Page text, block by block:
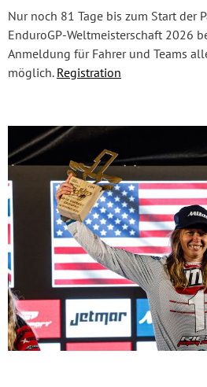
Nur noch 81 Tage bis zum Start der
EnduroGP-Weltmeisterschaft 2026
Anmeldung für Fahrer und Teams
möglich. Registration